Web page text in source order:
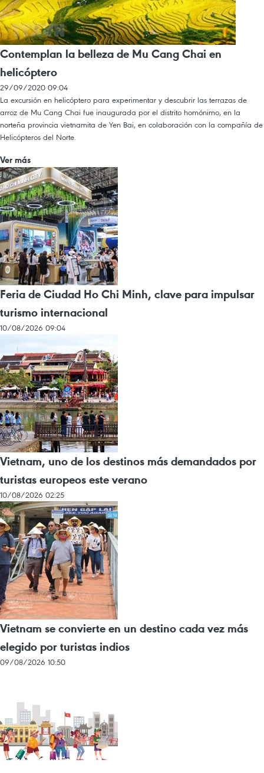
Contemplan la belleza de Mu Cang Chai en
helicóptero
29/09/2020 09:04
La excursión en helicóptero para experimentar y descubrir las terrazas de
arroz de Mu Cang Chai fue inaugurada por el distrito homónimo, en la
norteña provincia vietnamita de Yen Bai, en colaboración con la compañía de
Helicópteros del Norte.
Ver más
Feria de Ciudad Ho Chi Minh, clave para impulsar
turismo internacional
10/08/2026 09:04
Vietnam, uno de los destinos más demandados por
turistas europeos este verano
10/08/2026 02:25
Vietnam se convierte en un destino cada vez más
elegido por turistas indios
09/08/2026 10:50